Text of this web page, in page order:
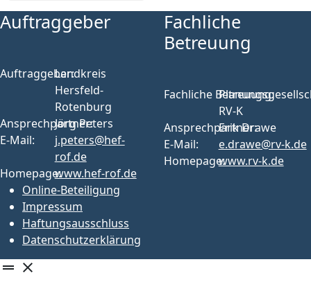
Auftraggeber
Auftraggeber:Landkreis
Hersfeld-
Rotenburg
Ansprechpartner:
Jörg Peters
E-Mail:
j.peters@hef-
rof.de
Homepage:www.hef-rof.de
Fachliche
Betreuung
Fachliche Betreuung:
RV-K
Ansprechpartner:
Erik Drawe
E-Mail:
e.drawe@rv-k.de
Homepage:www.rv-k.de
Online-Beteiligung
Impressum
Haftungsausschluss
Datenschutzerklärung
drag_handle close